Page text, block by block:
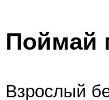
Поймай
Взрослый